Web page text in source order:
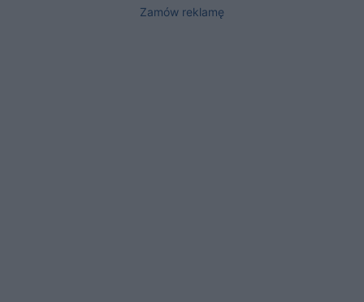
Zamów reklamę